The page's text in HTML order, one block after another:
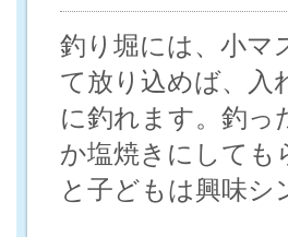
釣り堀には、小
て放り込めば、入
に釣れます。釣っ
か塩焼きにしても
と子どもは興味